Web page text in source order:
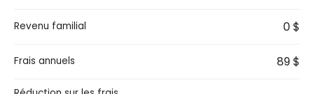
Revenu familial 0 $
Frais annuels 89 $